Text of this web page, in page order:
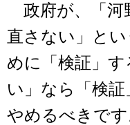
政府が、「河
直さない」と
めに「検証」
い」なら「検証
やめるべきで